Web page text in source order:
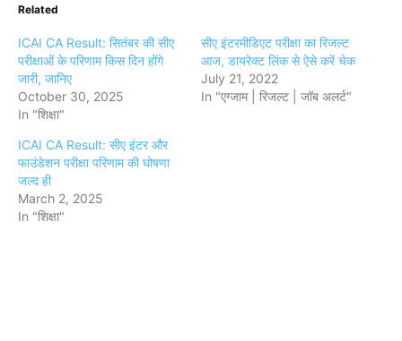
Related
ICAI CA Result: सितंबर की सीए
परीक्षाओं के परिणाम किस दिन होंगे
जारी, जानिए
October 30, 2025
In "शिक्षा"
सीए इंटरमीडिएट परीक्षा का रिजल्ट
आज, डायरेक्ट लिंक से ऐसे करें चेक
July 21, 2022
In "एग्जाम | रिजल्ट | जॉब अलर्ट"
ICAI CA Result: सीए इंटर और
फाउंडेशन परीक्षा परिणाम की घोषणा
जल्द ही
March 2, 2025
In "शिक्षा"